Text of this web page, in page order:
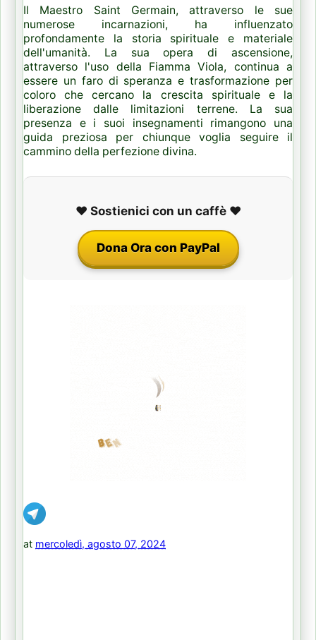
Il Maestro Saint Germain, attraverso le sue
numerose incarnazioni, ha influenzato
profondamente la storia spirituale e materiale
dell'umanità. La sua opera di ascensione,
attraverso l'uso della Fiamma Viola, continua a
essere un faro di speranza e trasformazione per
coloro che cercano la crescita spirituale e la
liberazione dalle limitazioni terrene. La sua
presenza e i suoi insegnamenti rimangono una
guida preziosa per chiunque voglia seguire il
cammino della perfezione divina.
❤️ Sostienici con un caffè ❤️
Dona Ora con PayPal
at mercoledì, agosto 07, 2024